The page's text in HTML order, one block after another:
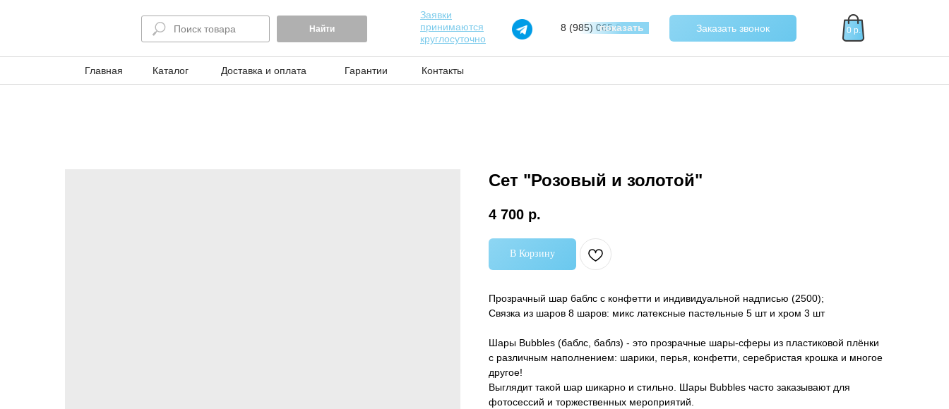
Найти 8 (985) 065 97 40
показать
Заявки
принимаются
круглосуточно
Заказать звонок 0 р.
Каталог
Главная Доставка и оплата Гарантии Контакты
Сет "Розовый и золотой"
4 700 р.
В Корзину
Прозрачный шар баблс с конфетти и индивидуальной надписью (2500);
Связка из шаров 8 шаров: микс латексные пастельные 5 шт и хром 3 шт
Шары Bubbles (баблс, баблз) - это прозрачные шары-сферы из пластиковой плёнки
с различным наполнением: шарики, перья, конфетти, серебристая крошка и многое
другое!
Выглядит такой шар шикарно и стильно. Шары Bubbles часто заказывают для
фотосессий и торжественных мероприятий.